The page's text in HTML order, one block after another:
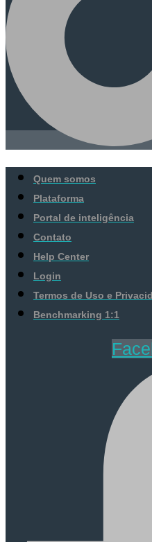
Quem somos
Plataforma
Portal de inteligência
Contato
Help Center
Login
Termos de Uso e
Benchmarking 1:1